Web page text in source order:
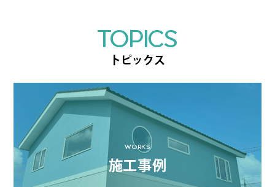
TOPICS
トピックス
WORKS
施工事例